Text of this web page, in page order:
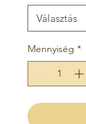
Mennyiség *